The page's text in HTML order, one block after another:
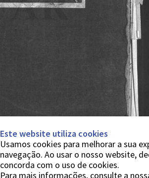
Este website utiliza cookies
Usamos cookies para melhorar a sua
navegação. Ao usar o nosso website,
concorda com o uso de cookies.
Para mais informações, consulte a